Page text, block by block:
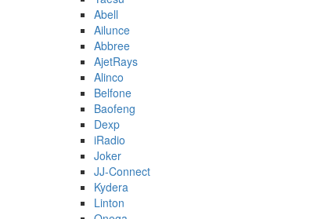
Abell
Ailunce
Abbree
AjetRays
Alinco
Belfone
Baofeng
Dexp
iRadio
Joker
JJ-Connect
Kydera
Linton